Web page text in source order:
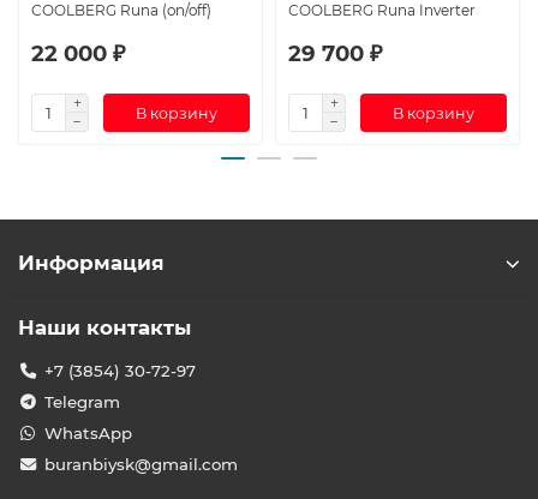
СOOLBERG Runa (on/off)
22 000 ₽
В корзину
СOOLBERG Runa Inverter
29 700 ₽
В корзину
Информация
Наши контакты
+7 (3854) 30-72-97
Telegram
WhatsApp
buranbiysk@gmail.com